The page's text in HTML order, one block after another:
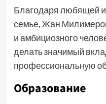
Благодаря любящей
семье, Жан
и амбициозного
делать значимый
профессиональную
Образование